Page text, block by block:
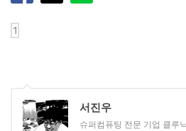
서진우
슈퍼컴퓨팅 전문 기업 클루